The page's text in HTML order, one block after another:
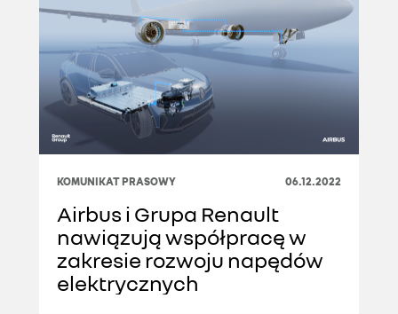
KOMUNIKAT PRASOWY 06.12.2022
Airbus i Grupa Renault
nawiązują współpracę w
zakresie rozwoju napędów
elektrycznych